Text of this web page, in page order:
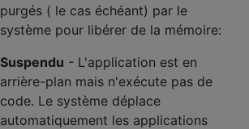
purgés ( le cas échéant) par le
système pour libérer de la mémoire:
Suspendu - L'application est en
arrière-plan mais n'exécute pas de
code. Le système déplace
automatiquement les applications